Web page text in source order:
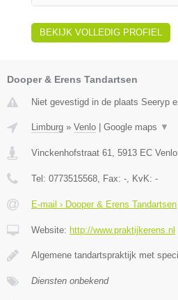
BEKIJK VOLLEDIG PROFIEL
Dooper & Erens Tandartsen
Niet gevestigd in de plaats Seeryp
Limburg » Venlo Google maps ▼
Vinckenhofstraat 61, 5913 EC Venlo
Tel: 0773515568, Fax: -, KvK: -
E-mail › Dooper & Erens Tandartsen
Website: http://www.praktijkerens.nl
Algemene tandartspraktijk met
Diensten onbekend